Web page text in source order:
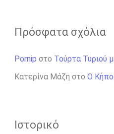
Πρόσφατα σχόλια
Pornip στο Τούρτα Τυριού
Κατερίνα Μάζη στο Ο
Ιστορικό